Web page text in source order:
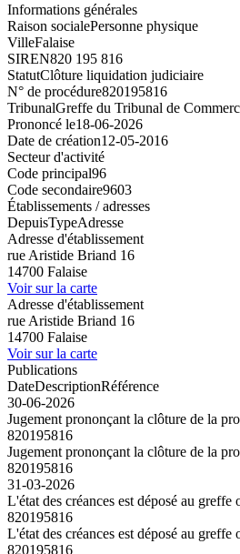
Informations générales
Raison socialePersonne physique
VilleFalaise
SIREN820 195 816
StatutClôture liquidation judiciaire
N° de procédure820195816
TribunalGreffe du Tribunal de
Prononcé le18-06-2026
Date de création12-05-2016
Secteur d'activité
Code principal96
Code secondaire9603
Établissements / adresses
DepuisTypeAdresse
Adresse d'établissement
rue Aristide Briand 16
14700 Falaise
Voir sur la carte
Adresse d'établissement
rue Aristide Briand 16
14700 Falaise
Voir sur la carte
Publications
DateDescriptionRéférence
30-06-2026
Jugement prononçant la clôture de la
820195816
Jugement prononçant la clôture de la
820195816
31-03-2026
L'état des créances est déposé au
820195816
L'état des créances est déposé au
820195816